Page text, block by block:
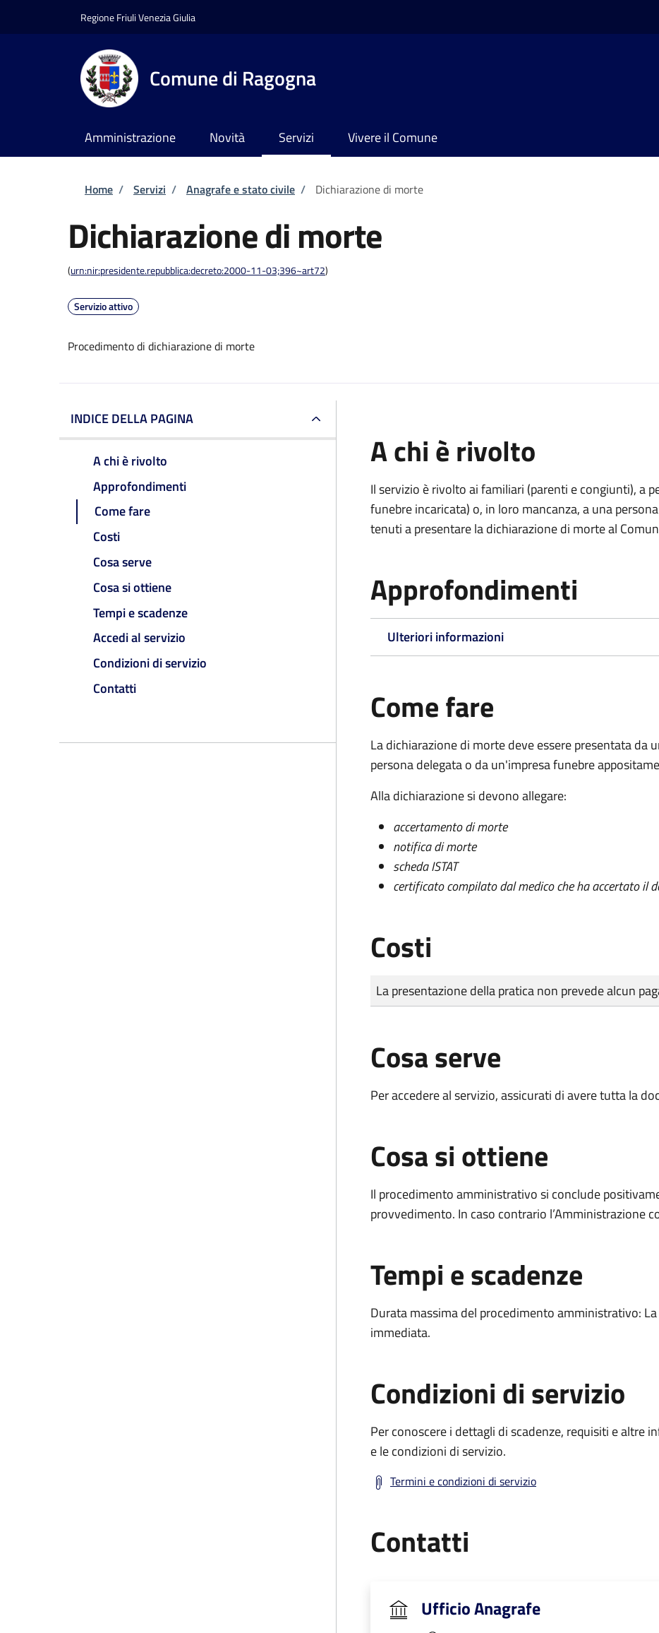
Regione Friuli Venezia Giulia
Comune di Ragogna
Amministrazione Novità Servizi Vivere il Comune
Briciole di pane
Home / Servizi / Anagrafe e stato civile / Dichiarazione di morte
Dichiarazione di morte
(urn:nir:presidente.repubblica:decreto:2000-11-03;396~art72)
Servizio attivo
Procedimento di dichiarazione di morte
INDICE DELLA PAGINA
A chi è rivolto
Approfondimenti
Come fare
Costi
Cosa serve
Cosa si ottiene
Tempi e scadenze
Accedi al servizio
Condizioni di servizio
Contatti
A chi è rivolto
Il servizio è rivolto ai familiari (parenti e congiunti), a
funebre incaricata) o, in loro mancanza, a una
tenuti a presentare la dichiarazione di morte al
Approfondimenti
Ulteriori informazioni
Come fare
La dichiarazione di morte deve essere presentata da
persona delegata o da un'impresa funebre
Alla dichiarazione si devono allegare:
accertamento di morte
notifica di morte
scheda ISTAT
certificato compilato dal medico che ha accertato il
Costi
Tipo di pagamento
Importo
La presentazione della pratica non prevede alcun
Cosa serve
Per accedere al servizio, assicurati di avere tutta la
Cosa si ottiene
Il procedimento amministrativo si conclude
provvedimento. In caso contrario l’Amministrazione
Tempi e scadenze
Durata massima del procedimento amministrativo:
immediata.
Condizioni di servizio
Per conoscere i dettagli di scadenze, requisiti e altre
e le condizioni di servizio.
Termini e condizioni di servizio
Contatti
Ufficio Anagrafe